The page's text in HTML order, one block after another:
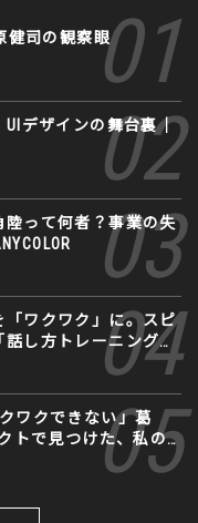
健司の観察眼
デザインの舞台裏｜
陸って何者？事業の失
「ワクワク」に。スピ
し方トレーニング」
ワクできない」葛
トで見つけた、私の